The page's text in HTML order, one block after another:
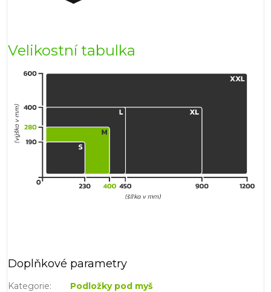
Velikostní tabulka
Doplňkové parametry
Kategorie:
Podložky pod myš